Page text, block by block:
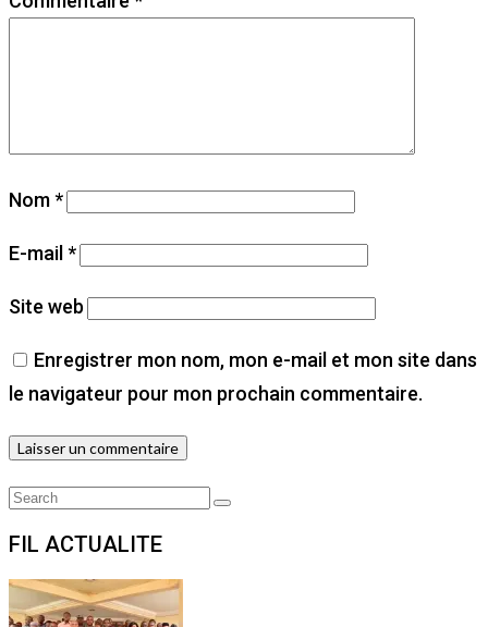
Nom*
E-mail*
Site web
Enregistrer mon nom, mon e-mail et mon site dans
le navigateur pour mon prochain commentaire.
Search
Search
FIL ACTUALITE